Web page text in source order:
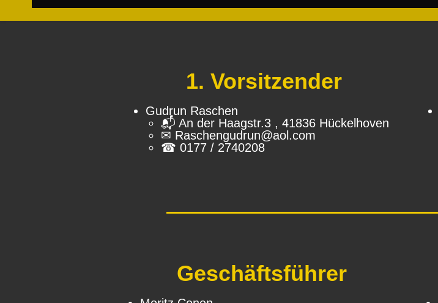
1. Vorsitzender
Gudrun Raschen
📬︎ An der Haagstr.3 , 41836 Hückelhoven
✉ Raschengudrun@aol.com
☎ 0177 / 2740208
Geschäftsführer